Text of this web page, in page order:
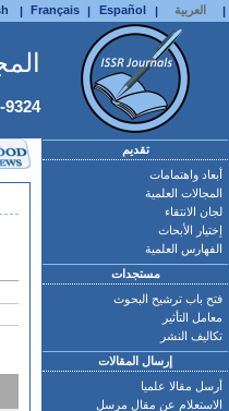
| Français | Español | العربية |
9324
تقديم
أبعاد واهتمامات
المجالات العلمية
لجان الانتقاء
إختيار الأبحاث
الفهارس العلمية
مستجدات
فتح باب ترشيح البحوث
معامل التأثير
تكاليف النشر
إرسال المقالات
أرسل مقالا علميا
الاستعلام عن مقال مرسل